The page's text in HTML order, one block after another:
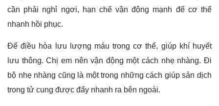
cần phải nghỉ ngơi, hạn chế vận động mạnh để cơ thể
nhanh hồi phục.
Để điều hòa lưu lượng máu trong cơ thể, giúp khí huyết
lưu thông. Chị em nên vận động một cách nhẹ nhàng. Đi
bộ nhẹ nhàng cũng là một trong những cách giúp sản dịch
trong tử cung được đẩy nhanh ra bên ngoài.